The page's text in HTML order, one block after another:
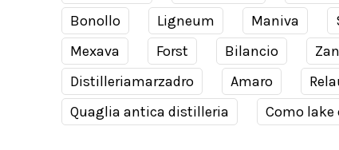
Bonollo
Ligneum Maniva
Mexava
Forst Bilancio
Distilleriamarzadro
Amaro
Quaglia antica distilleria
Como